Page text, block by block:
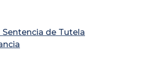
de Tutela